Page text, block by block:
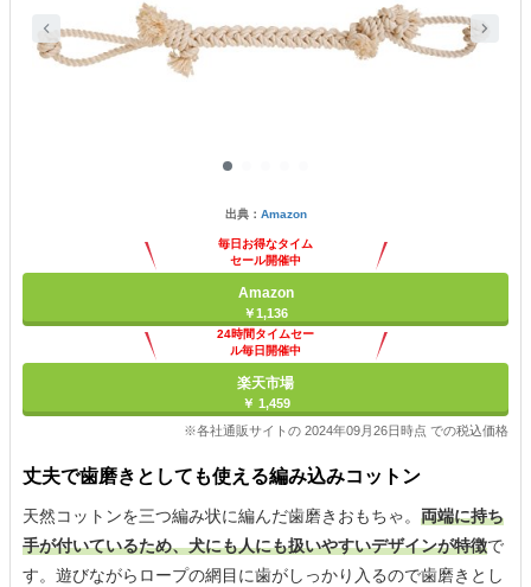
出典： Amazon
毎日お得なタイム
セール開催中
Amazon
￥1,136
24時間タイムセー
ル毎日開催中
楽天市場
￥ 1,459
※各社通販サイトの 2024年09月26日時点 での税込価格
丈夫で歯磨きとしても使える編み込みコットン
天然コットンを三つ編み状に編んだ歯磨きおもちゃ。 両端に持ち
手が付いているため、犬にも人にも扱いやすいデザインが特徴で
す。遊びながらロープの網目に歯がしっかり入るので歯磨きとし